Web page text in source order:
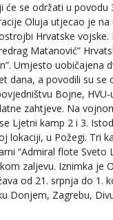
će se održati u povodu
Oluja utjecao je
Hrvatske vojske.
Matanović”
Umjesto uobičajena
dana, a povodili su se
Bojne,
zahtjeve. Na
Ljetni kamp 2 i 3.
lokaciji, u Požegi. Tri
“Admiral flote Sveto
zaljevu. Iznimka je
od 21. srpnja do 1.
Donjem, Zagrebu,